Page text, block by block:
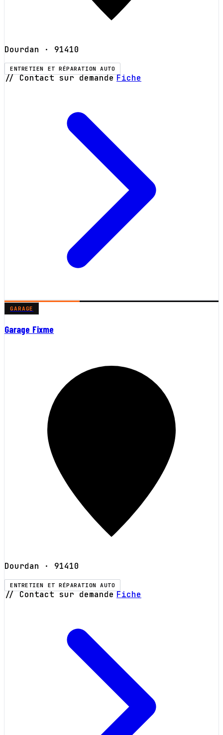
Dourdan · 91410
ENTRETIEN ET RÉPARATION AUTO
// Contact sur demande Fiche
GARAGE
Garage Fixme
Dourdan · 91410
ENTRETIEN ET RÉPARATION AUTO
// Contact sur demande Fiche